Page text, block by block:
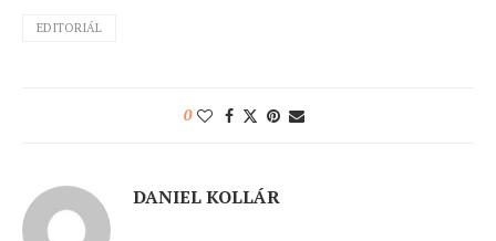
EDITORIÁL
0
DANIEL KOLLÁR